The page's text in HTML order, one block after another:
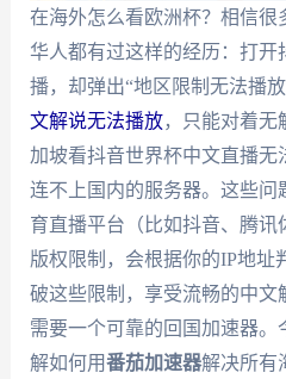
在海外怎么看欧洲杯？相信很
华人都有过这样的经历：打开
播，却弹出“地区限制无法播放
文解说无法播放，只能对着无
加坡看抖音世界杯中文直播无
连不上国内的服务器。这些问
育直播平台（比如抖音、腾讯
版权限制，会根据你的IP地址
破这些限制，享受流畅的中文
需要一个可靠的回国加速器。
解如何用番茄加速器解决所有